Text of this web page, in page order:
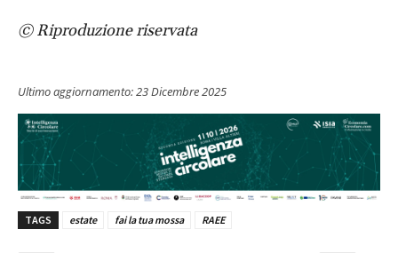
© Riproduzione riservata
Ultimo aggiornamento:23 Dicembre 2025
TAGS estate fai la tua mossa RAEE